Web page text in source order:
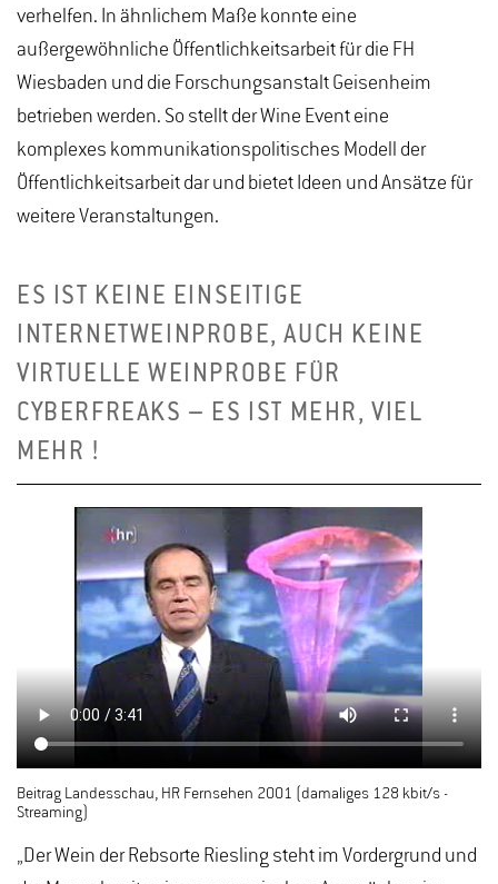
verhelfen. In ähnlichem Maße konnte eine
außergewöhnliche Öffentlichkeitsarbeit für die FH
Wiesbaden und die Forschungsanstalt Geisenheim
betrieben werden. So stellt der Wine Event eine
komplexes kommunikationspolitisches Modell der
Öffentlichkeitsarbeit dar und bietet Ideen und Ansätze für
weitere Veranstaltungen.
​​​​​​​ES IST KEINE EINSEITIGE
INTERNETWEINPROBE, AUCH KEINE
VIRTUELLE WEINPROBE FÜR
CYBERFREAKS – ES IST MEHR, VIEL
MEHR !
Beitrag Landesschau, HR Fernsehen 2001 (damaliges 128 kbit/s -
Streaming)
„Der Wein der Rebsorte Riesling steht im Vordergrund und